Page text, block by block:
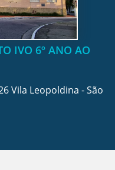
IVO 6º ANO AO
Vila Leopoldina - São